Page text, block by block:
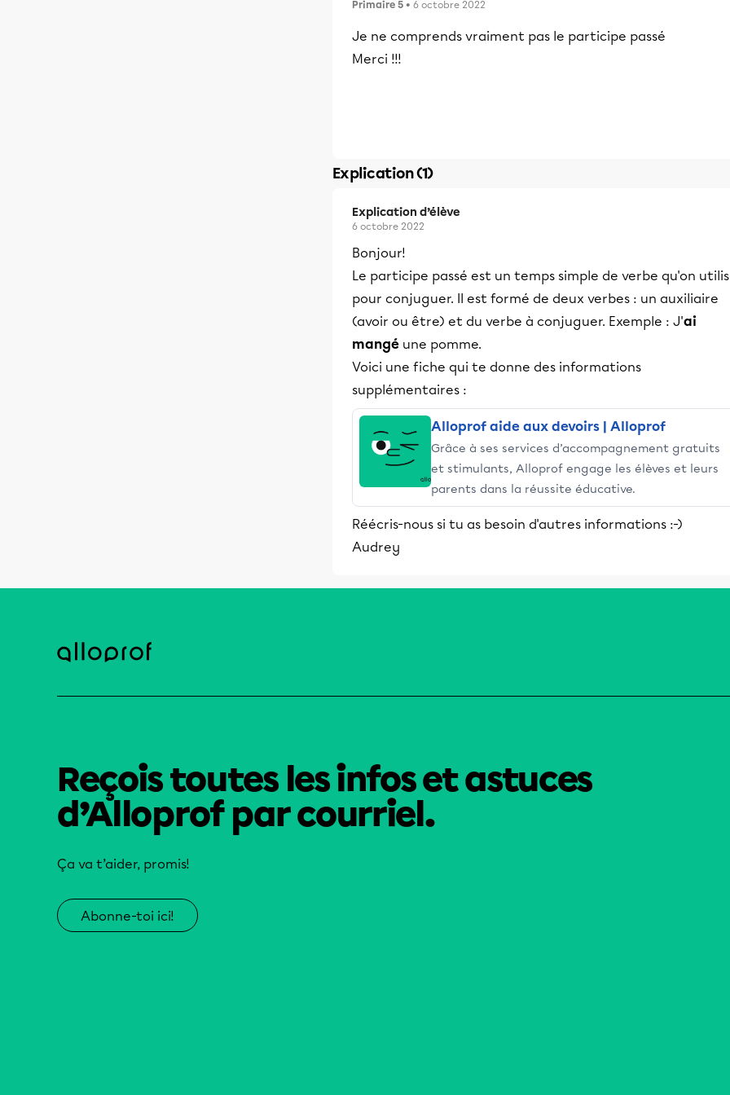
Primaire 5 • 6 octobre 2022
Je ne comprends vraiment pas le participe passé
Merci !!!
Explication (1)
Explication d’élève
6 octobre 2022
Bonjour!
Le participe passé est un temps simple de verbe qu'on
pour conjuguer. Il est formé de deux verbes : un auxiliaire
(avoir ou être) et du verbe à conjuguer. Exemple : J'ai
mangé une pomme.
Voici une fiche qui te donne des informations
supplémentaires :
Alloprof aide aux devoirs | Alloprof
Grâce à ses services d’accompagnement gratuits
et stimulants, Alloprof engage les élèves et leurs
parents dans la réussite éducative.
Réécris-nous si tu as besoin d'autres informations :-)
Audrey
Reçois toutes les infos et astuces
d’Alloprof par courriel.
Ça va t’aider, promis!
Abonne-toi ici!